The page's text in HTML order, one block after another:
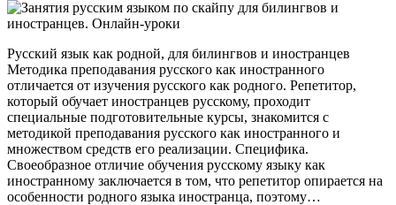
Русский язык как родной, для билингвов и иностранцев
Методика преподавания русского как иностранного
отличается от изучения русского как родного. Репетитор,
который обучает иностранцев русскому, проходит
специальные подготовительные курсы, знакомится с
методикой преподавания русского как иностранного и
множеством средств его реализации. Специфика.
Своеобразное отличие обучения русскому языку как
иностранному заключается в том, что репетитор опирается на
особенности родного языка иностранца, поэтому…